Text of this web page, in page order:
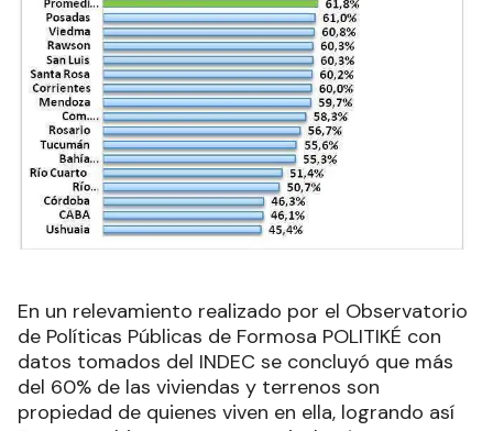
En un relevamiento realizado por el Observatorio
de Políticas Públicas de Formosa POLITIKÉ con
datos tomados del INDEC se concluyó que más
del 60% de las viviendas y terrenos son
propiedad de quienes viven en ella, logrando así